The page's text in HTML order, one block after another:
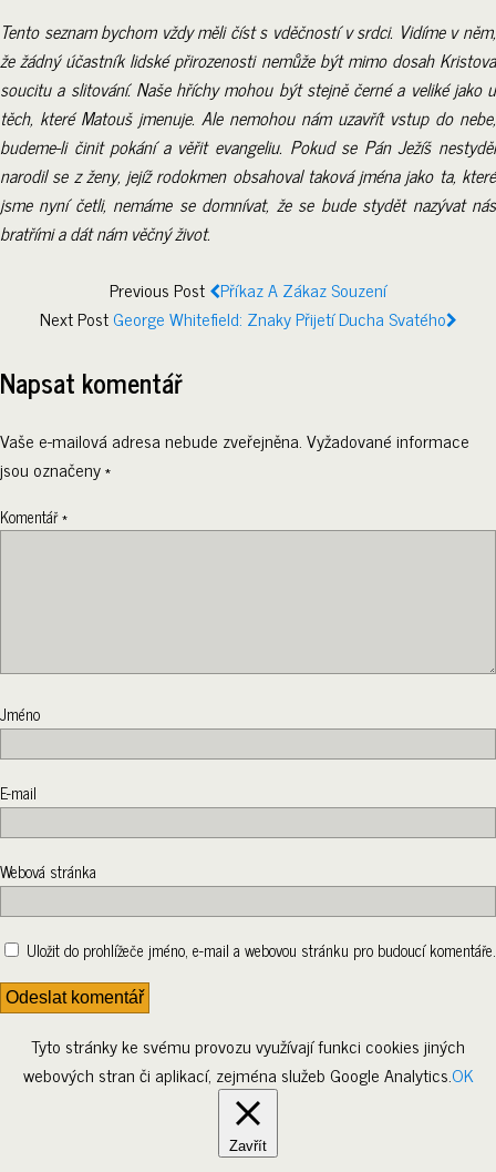
Tento seznam bychom vždy měli číst s vděčností v srdci. Vidíme v něm,
že žádný účastník lidské přirozenosti nemůže být mimo dosah Kristova
soucitu a slitování. Naše hříchy mohou být stejně černé a veliké jako u
těch, které Matouš jmenuje. Ale nemohou nám uzavřít vstup do nebe,
budeme-li činit pokání a věřit evangeliu. Pokud se Pán Ježíš nestyděl
narodil se z ženy, jejíž rodokmen obsahoval taková jména jako ta, které
jsme nyní četli, nemáme se domnívat, že se bude stydět nazývat nás
bratřími a dát nám věčný život.
Previous Post Příkaz A Zákaz Souzení
Next PostGeorge Whitefield: Znaky Přijetí Ducha Svatého
Napsat komentář
Vaše e-mailová adresa nebude zveřejněna.Vyžadované informace
jsou označeny*
Komentář*
Jméno
E-mail
Webová stránka
Uložit do prohlížeče jméno, e-mail a webovou stránku pro budoucí komentáře.
Tyto stránky ke svému provozu využívají funkci cookies jiných
webových stran či aplikací, zejména služeb Google Analytics.OK
Zavřít